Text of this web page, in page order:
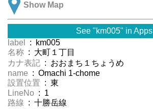
Show Map
See "km005" in Apps
label
: km005
名称 : 大町１丁目
カナ表記 : おおまち１ちょうめ
name : Omachi 1-chome
設置位置 : 東
LineNo : 1
路線 : 十勝岳線